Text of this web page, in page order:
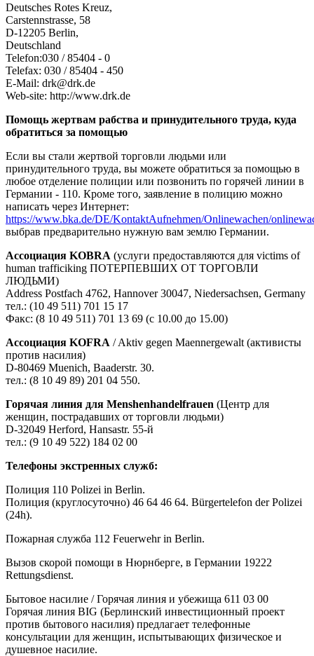
Deutsches Rotes Kreuz,
Carstennstrasse, 58
D-12205 Berlin,
Deutschland
Telefon:030 / 85404 - 0
Telefax: 030 / 85404 - 450
E-Mail: drk@drk.de
Web-site: http://www.drk.de
Помощь жертвам рабства и принудительного труда, куда
обратиться за помощью
Если вы стали жертвой торговли людьми или
принудительного труда, вы можете обратиться за помощью в
любое отделение полиции или позвонить по горячей линии в
Германии - 110. Кроме того, заявление в полицию можно
написать через Интернет:
https://www.bka.de/DE/KontaktAufnehmen/Onlinewachen/
выбрав предварительно нужную вам землю Германии.
Ассоциация KOBRA (услуги предоставляются для victims of
human trafficiking ПОТЕРПЕВШИХ ОТ ТОРГОВЛИ
ЛЮДЬМИ)
Address Postfach 4762, Hannover 30047, Niedersachsen, Germany
тел.: (10 49 511) 701 15 17
Факс: (8 10 49 511) 701 13 69 (с 10.00 до 15.00)
Ассоциация KOFRA / Aktiv gegen Maennergewalt (активисты
против насилия)
D-80469 Muenich, Baaderstr. 30.
тел.: (8 10 49 89) 201 04 550.
Горячая линия для Menshenhandelfrauen (Центр для
женщин, пострадавших от торговли людьми)
D-32049 Herford, Hansastr. 55-й
тел.: (9 10 49 522) 184 02 00
Телефоны экстренных служб:
Полиция 110 Polizei in Berlin.
Полиция (круглосуточно) 46 64 46 64. Bürgertelefon der Polizei
(24h).
Пожарная служба 112 Feuerwehr in Berlin.
Вызов скорой помощи в Нюрнберге, в Германии 19222
Rettungsdienst.
Бытовое насилие / Горячая линия и убежища 611 03 00
Горячая линия BIG (Берлинский инвестиционный проект
против бытового насилия) предлагает телефонные
консультации для женщин, испытывающих физическое и
душевное насилие.